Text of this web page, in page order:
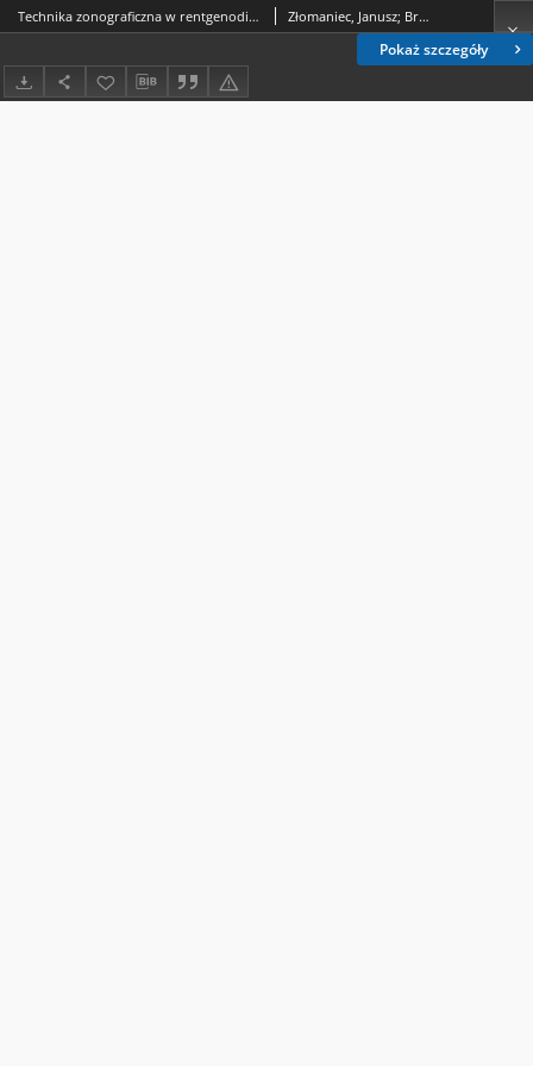
Pokaż szczegóły
Technika zonograficzna w rentgenodiagnostyce kości głowy Złomaniec, Janusz; Bryc, Stanisław (1928- )